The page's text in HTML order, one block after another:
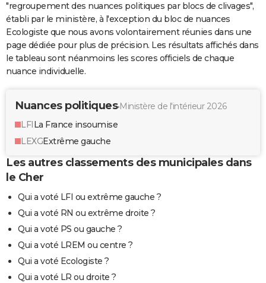
COPAINS D'AVANT
S'inscrire
Se connecter
Lycées
Collèges
Primaires
Universités
Entreprises
Service militaire
Avis de recherche
AVIS DE DÉCÈS
FORUM
"regroupement des nuances politiques par blocs de clivages",
établi par le ministère, à l'exception du bloc de nuances
Ecologiste que nous avons volontairement réunies dans une
page dédiée pour plus de précision. Les résultats affichés dans
le tableau sont néanmoins les scores officiels de chaque
nuance individuelle.
Nuances politiques Ministère de l'intérieur 2026
LFI La France insoumise
LEXGExtrême gauche
Les autres classements des municipales dans
le Cher
Qui a voté LFI ou extrême gauche ?
Qui a voté RN ou extrême droite ?
Qui a voté PS ou gauche ?
Qui a voté LREM ou centre ?
Qui a voté Ecologiste ?
Qui a voté LR ou droite ?